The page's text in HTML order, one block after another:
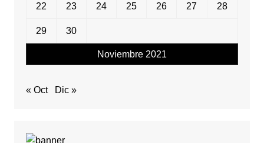
Noviembre 2021
22 23 24 25 26 27 28
29 30
« Oct Dic »